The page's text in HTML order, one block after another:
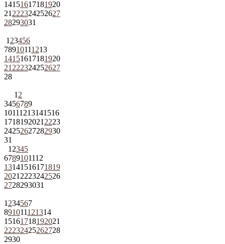
14151617181920
21 222324252627
28293031
1 23456
78910111213
14151617181920
21 222324252627
28
1 2
3456789
10111213141516
1718192021 2223
24252627282930
31
1 2345
6789101112
13141516171819
2021 2223242526
2728293031
1 234567
891011121314
15161718192021
22232425262728
2930